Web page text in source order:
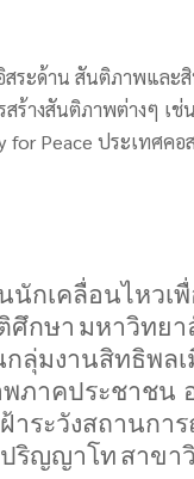
ระด้าน สันติภาพและ
ร้างสันติภาพต่างๆ เ
for Peace ประเทศคอ
นักเคลื่อนไหวเ
ศึกษา มหาวิทย
กลุ่มงานสิทธิพล
ภาคประชาชน
าระวังสถานกา
ริญญาโท สาขา